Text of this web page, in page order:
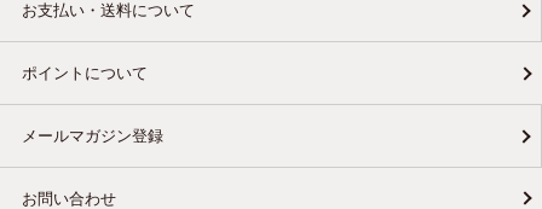
お支払い・送料について
ポイントについて
メールマガジン登録
お問い合わせ